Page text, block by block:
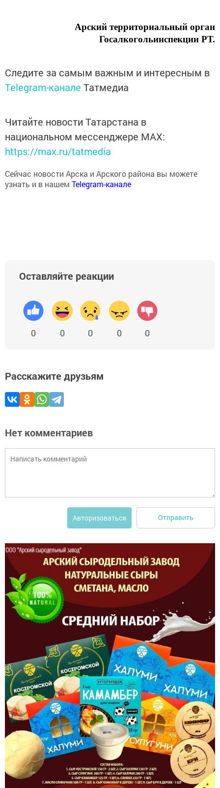
Арский территориальный орган
Госалкогольинспекции РТ.
Следите за самым важным и интересным в
Telegram-канале Татмедиа
Читайте новости Татарстана в
национальном мессенджере MАХ:
https://max.ru/tatmedia
Сейчас новости Арска и Арского района вы можете
узнать и в нашем Telegram-канале
Оставляйте реакции
0 0 0 0 0
Расскажите друзьям
Нет комментариев
Авторизоваться Отправить